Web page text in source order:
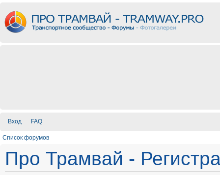
Вход FAQ
Список форумов
Про Трамвай -